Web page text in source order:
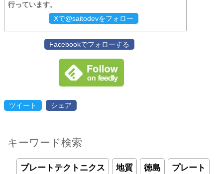
行っています。
Xで@saitodevをフォロー
Facebookでフォローする
ツイート シェア
キーワード検索
プレートテクトニクス 地質 徳島 プレート